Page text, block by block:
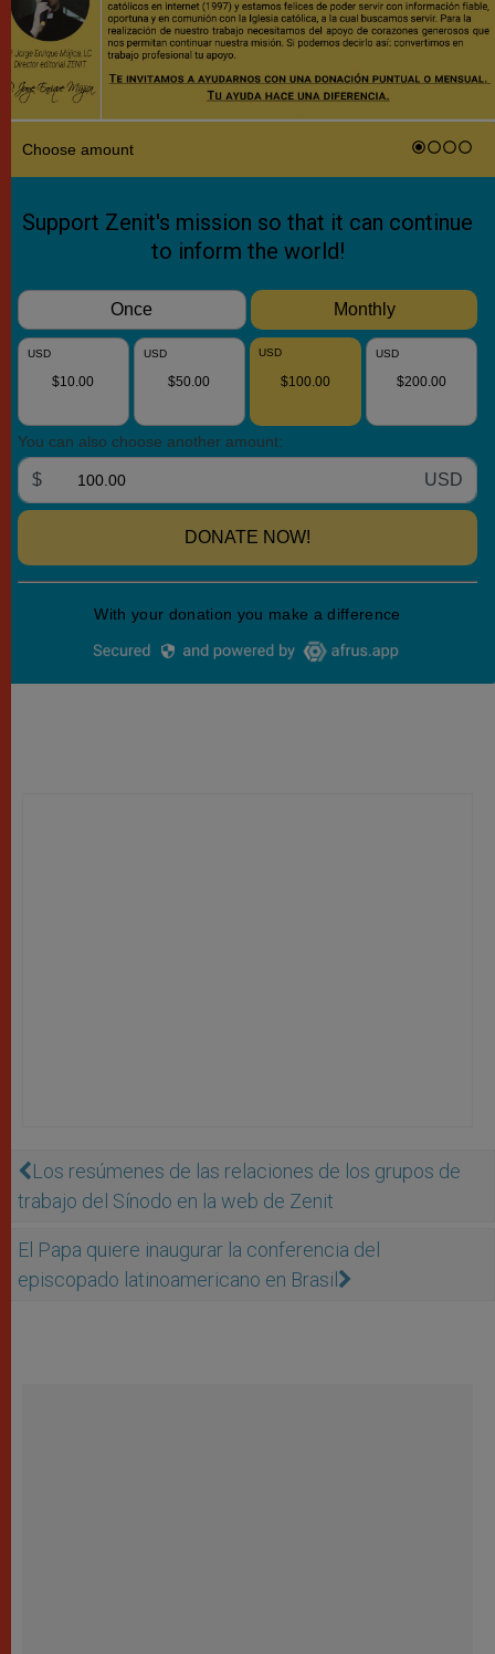
Los resúmenes de las relaciones de los grupos de
trabajo del Sínodo en la web de Zenit
El Papa quiere inaugurar la conferencia del
episcopado latinoamericano en Brasil